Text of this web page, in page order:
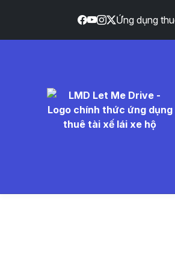
Ứng dụng